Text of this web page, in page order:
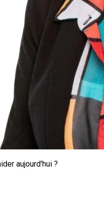
aujourd'hui ?